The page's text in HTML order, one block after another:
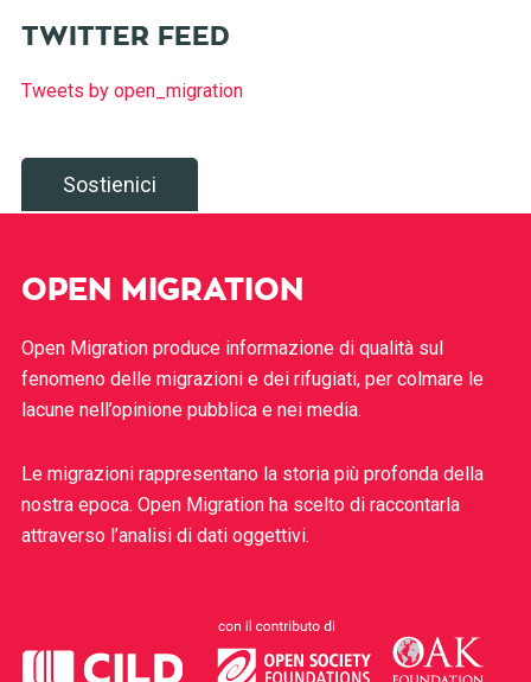
TWITTER FEED
Tweets by open_migration
Sostienici
OPEN MIGRATION
Open Migration produce informazione di qualità sul
fenomeno delle migrazioni e dei rifugiati, per colmare le
lacune nell’opinione pubblica e nei media.
Le migrazioni rappresentano la storia più profonda della
nostra epoca. Open Migration ha scelto di raccontarla
attraverso l’analisi di dati oggettivi.